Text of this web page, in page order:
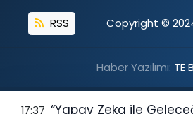
RSS Copyright ©
Haber Yazılımı: TE
17:37 “Yapay Zeka ile